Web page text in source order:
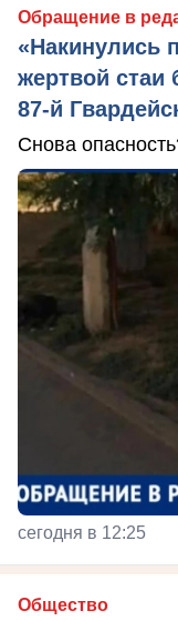
Обращение в
«Накинулись
жертвой стаи
87-й
Снова
сегодня в 12:25
Общество